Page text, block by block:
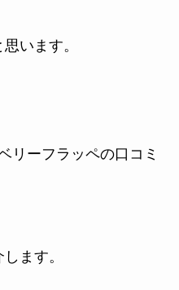
います。
リーフラッペの口コミ
ます。